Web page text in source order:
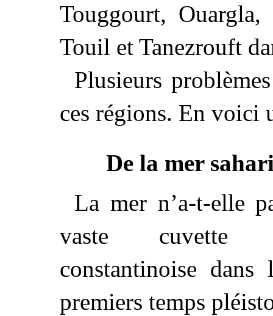
Touggourt,
Touil et Tanezrouft
Plusieurs
ces régions. En voici
De la mer
La mer n’a-t-elle
vaste cuvette
constantinoise
premiers temps